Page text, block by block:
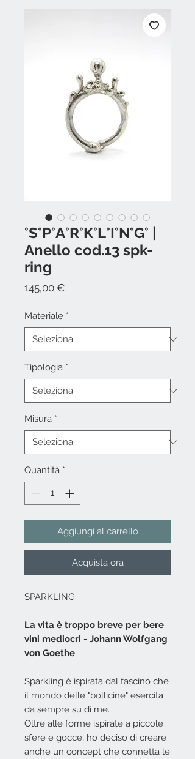
°S°P°A°R°K°L°I°N°G° |
Anello cod.13 spk-
ring
145,00 €
Materiale *
Tipologia *
Misura *
Quantità *
Aggiungi al carrello
Acquista ora
SPARKLING
La vita è troppo breve per bere
vini mediocri - Johann Wolfgang
von Goethe
Sparkling è ispirata dal fascino che
il mondo delle "bollicine" esercita
da sempre su di me.
Oltre alle forme ispirate a piccole
sfere e gocce, ho deciso di creare
anche un concept che connetta le